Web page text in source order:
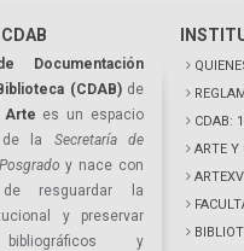
Documentación
(CDAB)de
Arte es un espacio
de la Secretaría de
y nace con
resguardar la
y preservar
y
CDAB:
ARTE Y